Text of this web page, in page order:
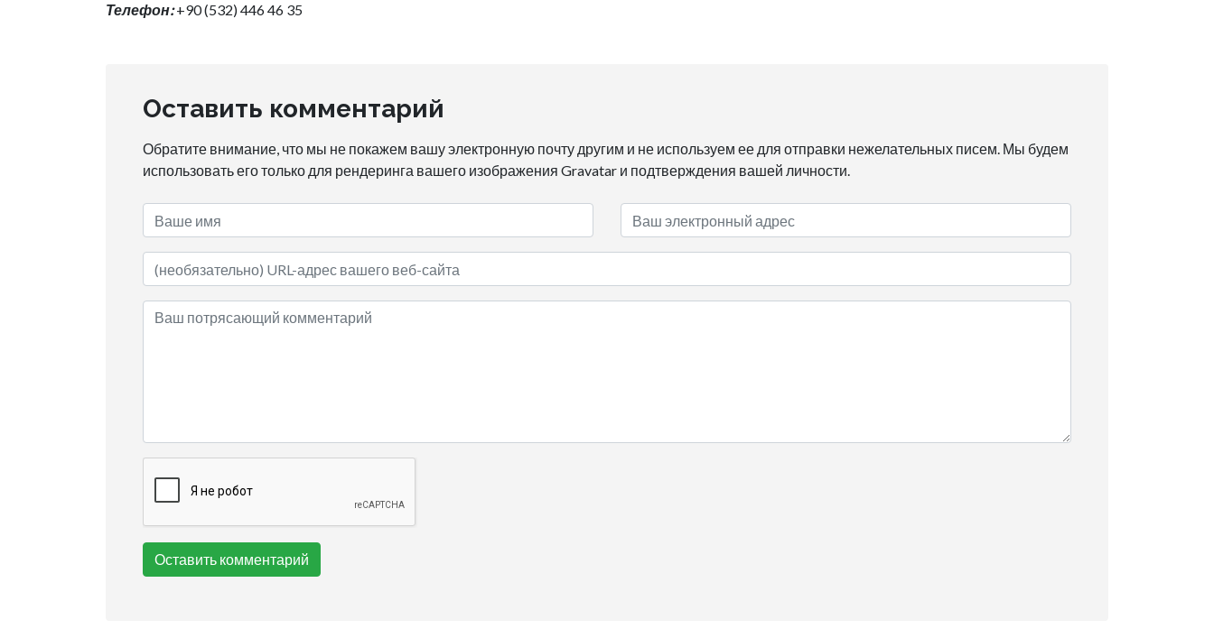
Телефон:+90 (532) 446 46 35
Оставить комментарий
Обратите внимание, что мы не покажем вашу электронную почту другим и не используем ее для отправки нежелательных писем. Мы будем
использовать его только для рендеринга вашего изображения Gravatar и подтверждения вашей личности.
Оставить комментарий